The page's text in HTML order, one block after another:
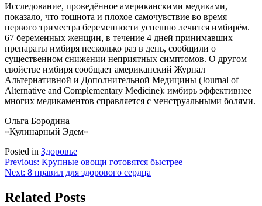
Исследование, проведённое американскими медиками,
показало, что тошнота и плохое самочувствие во время
первого триместра беременности успешно лечится имбирём.
67 беременных женщин, в течение 4 дней принимавших
препараты имбиря несколько раз в день, сообщили о
существенном снижении неприятных симптомов. О другом
свойстве имбиря сообщает американский Журнал
Альтернативной и Дополнительной Медицины (Journal of
Alternative and Complementary Medicine): имбирь эффективнее
многих медикаментов справляется с менструальными болями.
Ольга Бородина
«Кулинарный Эдем»
Posted in Здоровье
Навигация
по
записям
Previous: Крупные овощи готовятся быстрее
Next: 8 правил для здорового сердца
Related Posts